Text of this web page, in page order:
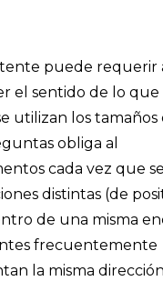
puede requerir
el sentido de lo que
utilizan los tamaños
obliga al
cada vez que
distintas (de
de una misma
frecuentemente
la misma